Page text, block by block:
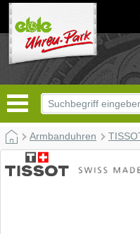
Armbanduhren
© 2026 - Based on